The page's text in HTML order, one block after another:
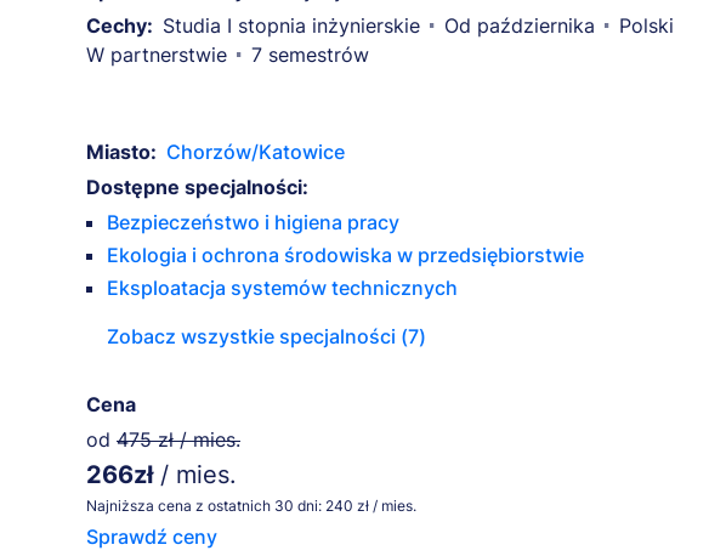
Cechy: Studia I stopnia inżynierskie Od października
Polski
W partnerstwie
7 semestrów
Miasto: Chorzów/Katowice
Dostępne specjalności:
Bezpieczeństwo i higiena pracy
Ekologia i ochrona środowiska w przedsiębiorstwie
Eksploatacja systemów technicznych
Zobacz wszystkie specjalności (7)
Cena
od 475 zł / mies.
266zł / mies.
Najniższa cena z ostatnich 30 dni: 240 zł / mies.
Sprawdź ceny